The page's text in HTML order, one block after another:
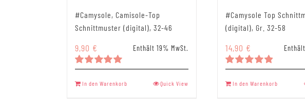
#Camysole, Camisole-Top
Schnittmuster (digital), 32-46
mit5.00
9,90 € Enthält 19% MwSt.
In den Warenkorb Quick View
#Camysole Top
(digital), Gr. 32-58
mit5.00
14,90 €
In den Warenkorb